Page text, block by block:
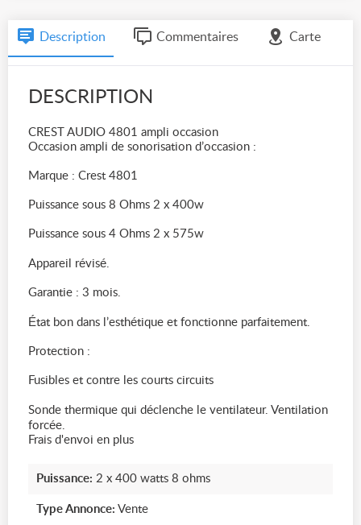
Description Commentaires Carte
DESCRIPTION
CREST AUDIO 4801 ampli occasion
Occasion ampli de sonorisation d’occasion :
Marque : Crest 4801
Puissance sous 8 Ohms 2 x 400w
Puissance sous 4 Ohms 2 x 575w
Appareil révisé.
Garantie : 3 mois.
État bon dans l’esthétique et fonctionne parfaitement.
Protection :
Fusibles et contre les courts circuits
Sonde thermique qui déclenche le ventilateur. Ventilation
forcée.
Frais d'envoi en plus
Puissance: 2 x 400 watts 8 ohms
Type Annonce: Vente